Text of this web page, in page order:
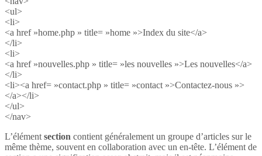
<ul>
<li>
<a href »home.php » title= »home »>Index du site</a>
</li>
<li>
<a href »nouvelles.php » title= »les nouvelles »>Les nouvelles</a>
</li>
<li><a href= »contact.php » title= »contact »>Contactez-nous »>
</a></li>
</ul>
</nav>
L’élément section contient généralement un groupe d’articles sur le
même thème, souvent en collaboration avec un en-tête. L’élément de